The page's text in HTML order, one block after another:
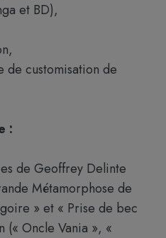
et BD),
de customisation de
:
de Geoffrey Delinte
Métamorphose de
» et « Prise de bec
(« Oncle Vania », «